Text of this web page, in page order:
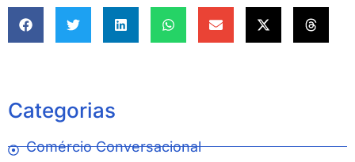
Categorias
Comércio Conversacional